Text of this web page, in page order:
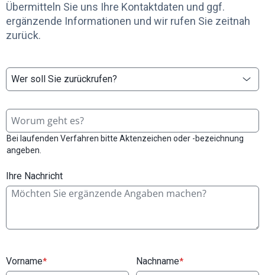
Übermitteln Sie uns Ihre Kontaktdaten und ggf.
ergänzende Informationen und wir rufen Sie zeitnah
zurück.
Wer soll Sie zurückrufen?
Bei laufenden Verfahren bitte Aktenzeichen oder -bezeichnung
angeben.
Ihre Nachricht
Vorname* Nachname*